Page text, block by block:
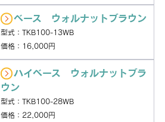
ベース ウォルナットブラウン
型式：TKB100-13WB
価格：16,000円
ハイベース ウォルナットブラ
ウン
型式：TKB100-28WB
価格：22,000円